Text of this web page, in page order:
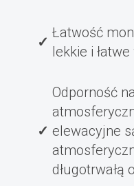
Łatwość
lekkie i
Odporność
elewacyjne
długotrwałą